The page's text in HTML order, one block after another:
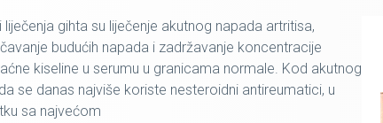
liječenja gihta su liječenje akutnog napada artritisa,
budućih napada i zadržavanje koncentracije
kiseline u serumu u granicama normale. Kod akutnog
se danas najviše koriste nesteroidni antireumatici, u
sa najvećom